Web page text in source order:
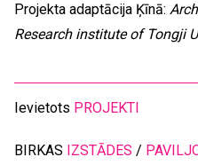
Projekta adaptācija Ķīnā:
Research institute of Tongji
Ievietots PROJEKTI
BIRKAS IZSTĀDES /